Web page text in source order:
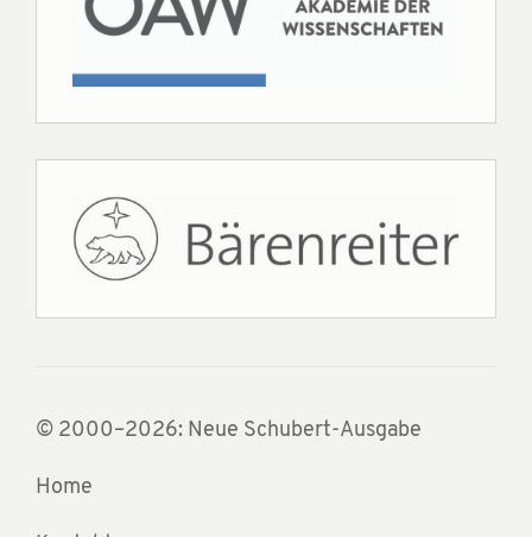
© 2000–2026: Neue Schubert-Ausgabe
Home